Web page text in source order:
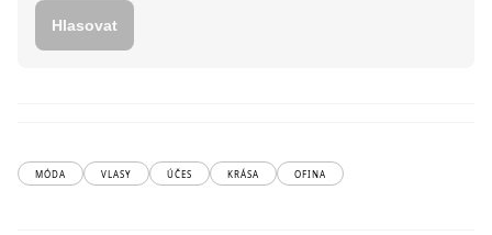
Hlasovat
MÓDA VLASY ÚČES KRÁSA OFINA